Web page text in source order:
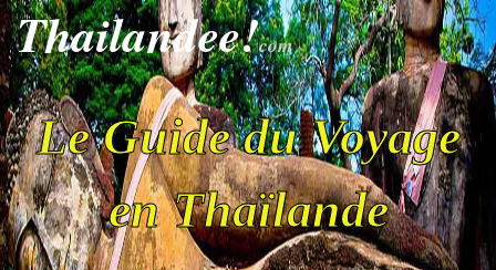
Thailandee!com
Le Guide du Voyage
en Thaïlande